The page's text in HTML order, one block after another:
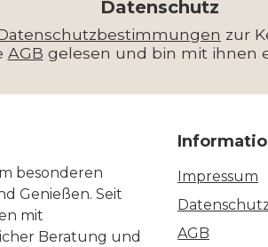
Datenschutz
zur
AGB gelesen und bin mit ihnen
besonderen
Genießen. Seit
mit
Beratung und
Impressum
AGB